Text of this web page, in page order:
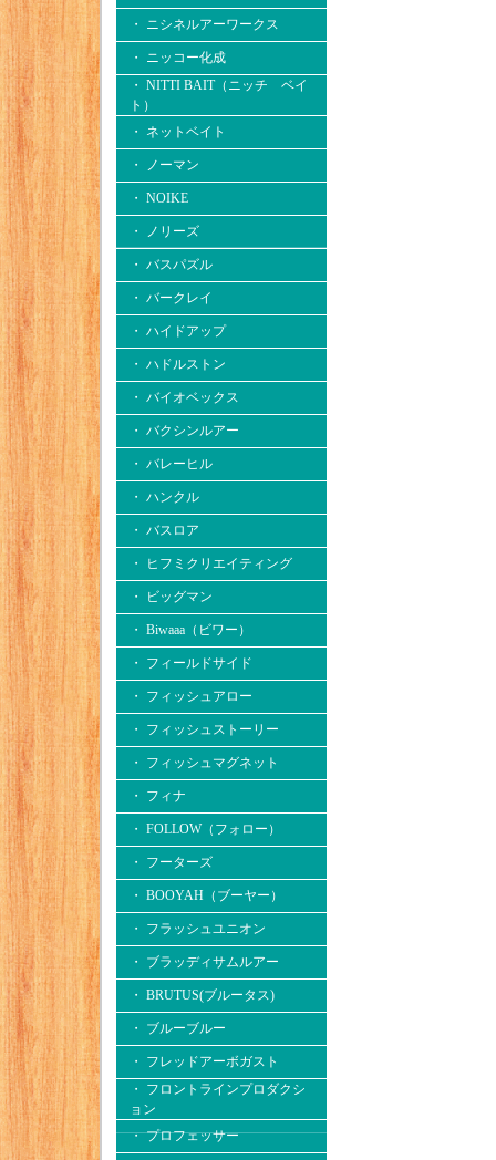
・ ニシネルアーワークス
・ ニッコー化成
・ NITTI BAIT（ニッチ ベイ
ト）
・ ネットベイト
・ ノーマン
・ NOIKE
・ ノリーズ
・ バスパズル
・ バークレイ
・ ハイドアップ
・ ハドルストン
・ バイオベックス
・ バクシンルアー
・ バレーヒル
・ ハンクル
・ バスロア
・ ヒフミクリエイティング
・ ビッグマン
・ Biwaaa（ビワー）
・ フィールドサイド
・ フィッシュアロー
・ フィッシュストーリー
・ フィッシュマグネット
・ フィナ
・ FOLLOW（フォロー）
・ フーターズ
・ BOOYAH（ブーヤー）
・ フラッシュユニオン
・ ブラッディサムルアー
・ BRUTUS(ブルータス)
・ ブルーブルー
・ フレッドアーボガスト
・ フロントラインプロダクシ
ョン
・ プロフェッサー